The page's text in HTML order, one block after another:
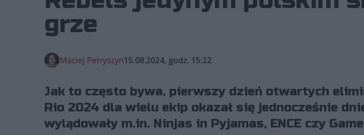
grze
Maciej Petryszyn15.08.2024, godz. 15:22
Jak to często bywa, pierwszy dzień otwartych
Rio 2024 dla wielu ekip okazał się jednocześnie
wylądowały m.in. Ninjas in Pyjamas, ENCE czy